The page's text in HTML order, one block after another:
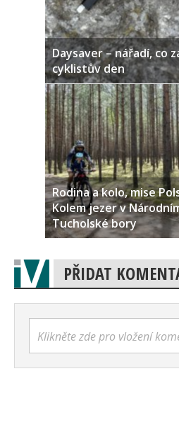
Daysaver – nářadí, co
cyklistův den
Rodina a kolo, mise
Kolem jezer v
Tucholské bory
PŘIDAT
Klikněte zde pro vložení